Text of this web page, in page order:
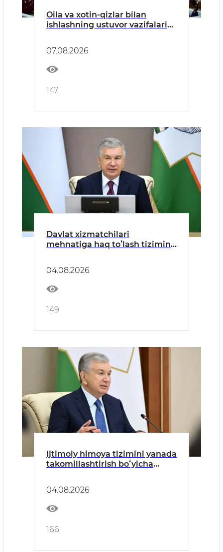
Oila va xotin-qizlar bilan
ishlashning ustuvor vazifalari
07.08.2026
147
Davlat xizmatchilari
mehnatiga haq toʻlash tizimini
04.08.2026
149
Ijtimoiy himoya tizimini yanada
takomillashtirish boʻyicha
04.08.2026
166